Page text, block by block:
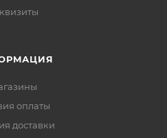
оплаты
доставки